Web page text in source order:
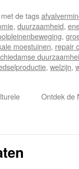
met de tags
, duurzaamheid,
,
moestuinen, repair
, welzijn,
Ontdek de